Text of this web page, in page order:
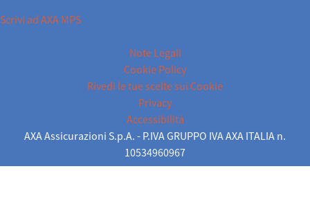
Scrivi ad AXA MPS
Note Legali
Cookie Policy
Rivedi le tue scelte sui Cookie
Privacy
Accessibilità
AXA Assicurazioni S.p.A. - P.IVA GRUPPO IVA AXA ITALIA n.
10534960967